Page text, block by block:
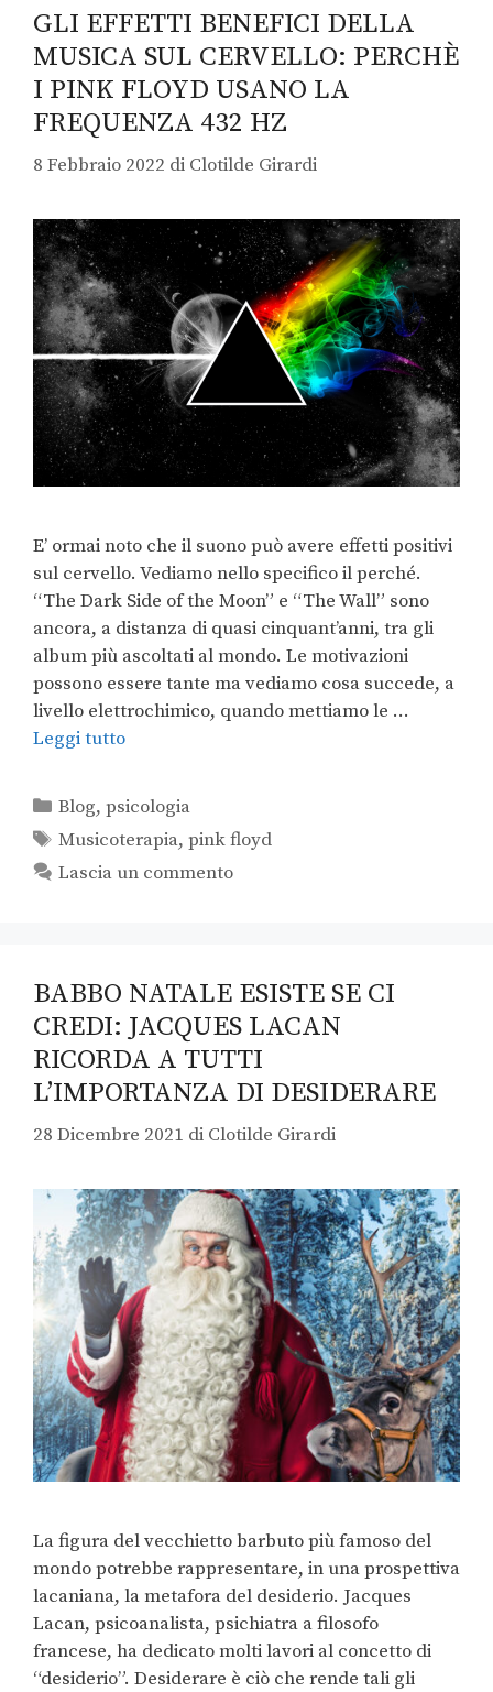
GLI EFFETTI BENEFICI DELLA
MUSICA SUL CERVELLO: PERCHÈ
I PINK FLOYD USANO LA
FREQUENZA 432 HZ
8 Febbraio 2022 di Clotilde Girardi
E’ ormai noto che il suono può avere effetti positivi
sul cervello. Vediamo nello specifico il perché.
“The Dark Side of the Moon” e “The Wall” sono
ancora, a distanza di quasi cinquant’anni, tra gli
album più ascoltati al mondo. Le motivazioni
possono essere tante ma vediamo cosa succede, a
livello elettrochimico, quando mettiamo le …
Leggi tutto
Blog,psicologia
Musicoterapia,pink floyd
Lascia un commento
BABBO NATALE ESISTE SE CI
CREDI: JACQUES LACAN
RICORDA A TUTTI
L’IMPORTANZA DI DESIDERARE
28 Dicembre 2021 di Clotilde Girardi
La figura del vecchietto barbuto più famoso del
mondo potrebbe rappresentare, in una prospettiva
lacaniana, la metafora del desiderio. Jacques
Lacan, psicoanalista, psichiatra a filosofo
francese, ha dedicato molti lavori al concetto di
“desiderio”. Desiderare è ciò che rende tali gli